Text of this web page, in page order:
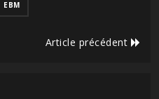
EBM
Article précédent